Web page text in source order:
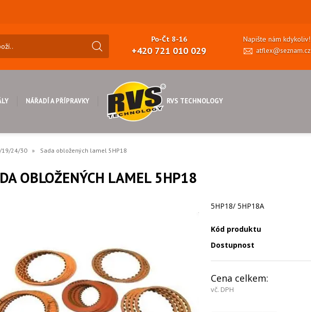
Po-Čt 8-16
+420 721 010 029
Napište nám kdykoliv!
atflex@seznam.cz
NÁŘADÍ A PŘÍPRAVKY RVS TECHNOLOGY
19/24/30 Sada obložených lamel 5HP18
OBLOŽENÝCH LAMEL 5HP18
5HP18/ 5HP18A
Kód produktu
Dostupnost
Cena celkem:
vč. DPH